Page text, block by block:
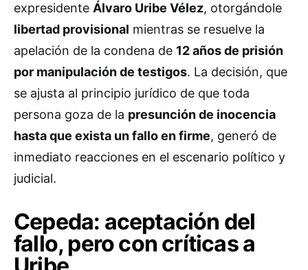
expresidente Álvaro Uribe Vélez, otorgándole
libertad provisional mientras se resuelve la
apelación de la condena de 12 años de prisión
por manipulación de testigos. La decisión, que
se ajusta al principio jurídico de que toda
persona goza de la presunción de inocencia
hasta que exista un fallo en firme, generó de
inmediato reacciones en el escenario político y
judicial.
Cepeda: aceptación del
fallo, pero con críticas a